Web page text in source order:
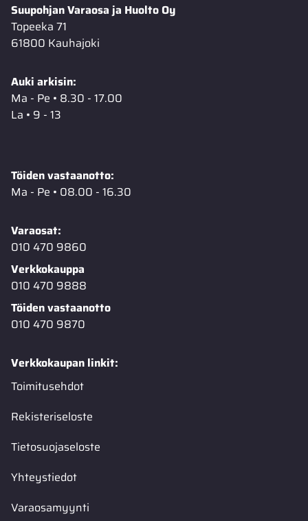
Suupohjan Varaosa ja Huolto Oy
Topeeka 71
61800 Kauhajoki
Auki arkisin:
Ma - Pe • 8.30 - 17.00
La • 9 - 13
Töiden vastaanotto:
Ma - Pe • 08.00 - 16.30
Varaosat:
010 470 9860
Verkkokauppa
010 470 9888
Töiden vastaanotto
010 470 9870
Verkkokaupan linkit:
Toimitusehdot
Rekisteriseloste
Tietosuojaseloste
Yhteystiedot
Varaosamyynti